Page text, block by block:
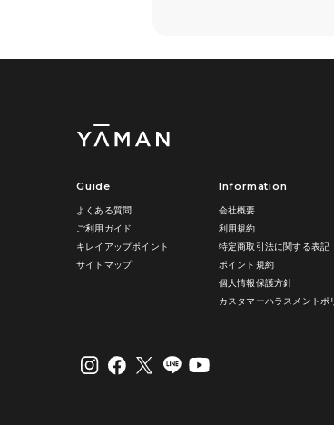
Guide
よくある質問
ご利用ガイド
キレイアップポイント
サイトマップ
Information
会社概要
利用規約
特定商取引法に関する表記
ポイント規約
個人情報保護方針
カスタマーハラスメントポ